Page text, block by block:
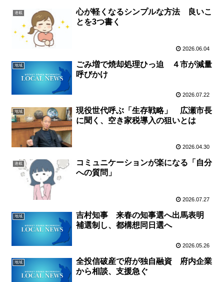
連載
心が軽くなるシンプルな方法 良いこ
とを3つ書く
2026.06.04
地域
ごみ増で焼却処理ひっ迫 ４市が減量
呼びかけ
2026.07.22
地域
現役世代呼ぶ「生存戦略」 広瀬市長
に聞く、空き家税導入の狙いとは
2026.04.30
連載
コミュニケーションが楽になる「自分
への質問」
2026.07.27
地域
吉村知事 来春の知事選へ出馬表明
補選制し、都構想同日選へ
2026.05.26
地域
全投信破産で府が独自融資 府内企業
から相談、支援急ぐ